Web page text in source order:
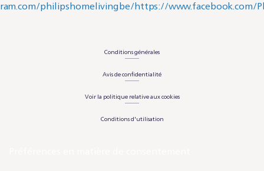
Conditions générales
Avis de confidentialité
Voir la politique relative aux cookies
Conditions d'utilisation